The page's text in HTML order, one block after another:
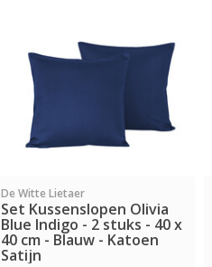
De Witte Lietaer
Set Kussenslopen Olivia
Blue Indigo - 2 stuks - 40 x
40 cm - Blauw - Katoen
Satijn